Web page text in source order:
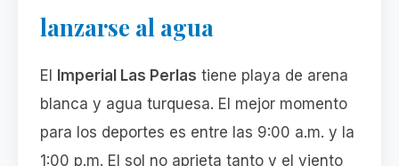
lanzarse al agua
El Imperial Las Perlas tiene playa de arena
blanca y agua turquesa. El mejor momento
para los deportes es entre las 9:00 a.m. y la
1:00 p.m. El sol no aprieta tanto y el viento